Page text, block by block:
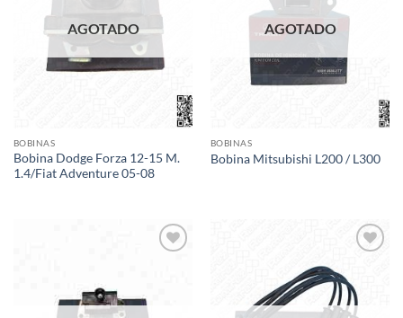
AGOTADO
BOBINAS
Bobina Dodge Forza 12-15 M.
1.4/Fiat Adventure 05-08
AGOTADO
BOBINAS
Bobina Mitsubishi L200 / L300
wishlist